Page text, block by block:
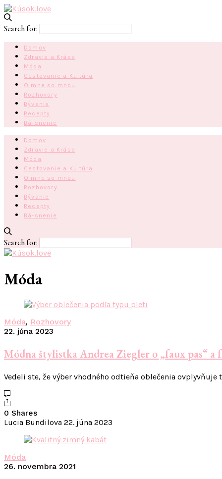
Search for:
Domov
Zdravie a Krása
Móda
Cestovanie a Kultúra
O mne so mnou
Rozhovory
Bývanie
Recepty
Bá-snenie
Domov
Zdravie a Krása
Móda
Cestovanie a Kultúra
O mne so mnou
Rozhovory
Bývanie
Recepty
Bá-snenie
Search for:
Móda
Móda, Rozhovory
22. júna 2023
Módna štylistka Andrea Ziegler o „faux pas“
Vedeli ste, že výber vhodného odtieňa oblečenia
0 Shares
Lucia Bundilova 22. júna 2023
Móda
26. novembra 2021